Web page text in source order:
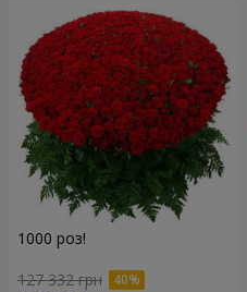
1000 роз!
127 332 грн